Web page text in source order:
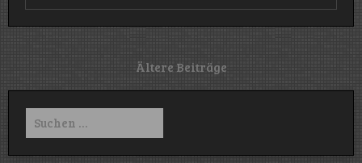
in
BeitragsnavigationÄltere Beiträge
Suchen
nach: